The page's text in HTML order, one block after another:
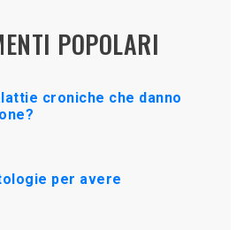
POPOLARI
croniche che danno
per avere